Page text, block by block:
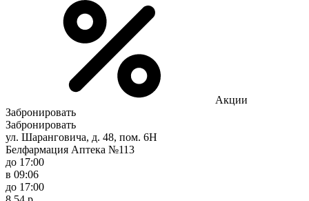
Акции
Забронировать
Забронировать
ул. Шаранговича, д. 48, пом. 6Н
Белфармация Аптека №113
до 17:00
в 09:06
до 17:00